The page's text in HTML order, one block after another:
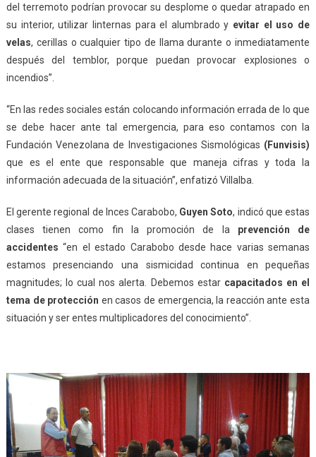
del terremoto podrían provocar su desplome o quedar atrapado en
su interior, utilizar linternas para el alumbrado y evitar el uso de
velas, cerillas o cualquier tipo de llama durante o inmediatamente
después del temblor, porque puedan provocar explosiones o
incendios”.
“En las redes sociales están colocando información errada de lo que
se debe hacer ante tal emergencia, para eso contamos con la
Fundación Venezolana de Investigaciones Sismológicas (Funvisis)
que es el ente que responsable que maneja cifras y toda la
información adecuada de la situación”, enfatizó Villalba.
El gerente regional de Inces Carabobo, Guyen Soto, indicó que estas
clases tienen como fin la promoción de la prevención de
accidentes “en el estado Carabobo desde hace varias semanas
estamos presenciando una sismicidad continua en pequeñas
magnitudes; lo cual nos alerta. Debemos estar capacitados en el
tema de protección en casos de emergencia, la reacción ante esta
situación y ser entes multiplicadores del conocimiento”.